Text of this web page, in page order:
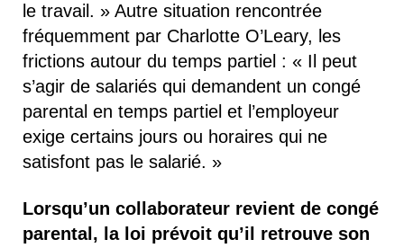
le travail. » Autre situation rencontrée
fréquemment par Charlotte O’Leary, les
frictions autour du temps partiel : « Il peut
s’agir de salariés qui demandent un congé
parental en temps partiel et l’employeur
exige certains jours ou horaires qui ne
satisfont pas le salarié. »
Lorsqu’un collaborateur revient de congé
parental, la loi prévoit qu’il retrouve son